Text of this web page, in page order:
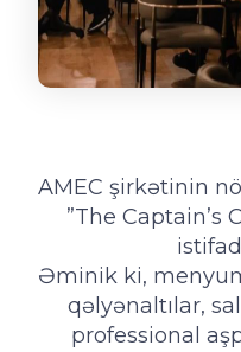
AMEC şirkətinin
”The Captain’s
Əminik ki,
qəlyənaltılar,
professional